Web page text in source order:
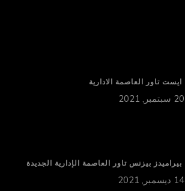
ايست تاور العاصمة الادارية
20 سبتمبر, 2021
بيراميدز بيزنس تاور العاصمة الإدارية الجديدة
14 ديسمبر, 2021